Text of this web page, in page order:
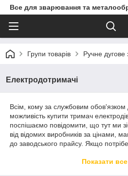
Все для зварювання та
Групи товарів Ручне
Електродотримачі
Всім, кому за службовим обов'язком
можливість купити тримач
поспішаємо повідомити, що тут ми
від відомих виробників за цінами,
до заводського прайсу. Якщо
раді допомогти з підбором. Готові
Показати все